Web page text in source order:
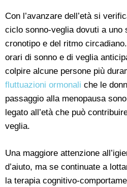
Con l’avanzare dell’età si
ciclo sonno-veglia dovuti a uno
cronotipo e del ritmo
orari di sonno e di veglia
colpire alcune persone più
fluttuazioni ormonali che le
passaggio alla menopausa
legato all’età che può
veglia.
Una maggiore attenzione
d’aiuto, ma se continuate a
la terapia cognitivo-